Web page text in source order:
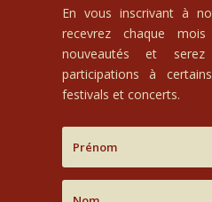
En vous inscrivant à
recevrez chaque
nouveautés et
participations à
festivals et concerts.